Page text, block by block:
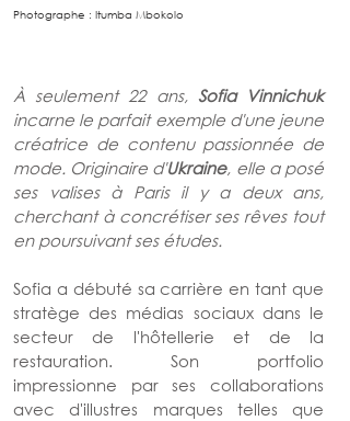
Photographe : Itumba Mbokolo
À seulement 22 ans, Sofia Vinnichuk
incarne le parfait exemple d'une jeune
créatrice de contenu passionnée de
mode. Originaire d'Ukraine, elle a posé
ses valises à Paris il y a deux ans,
cherchant à concrétiser ses rêves tout
en poursuivant ses études.
Sofia a débuté sa carrière en tant que
stratège des médias sociaux dans le
secteur de l'hôtellerie et de la
restauration. Son portfolio
impressionne par ses collaborations